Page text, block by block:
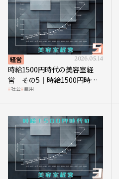
経営 2026.05.14
時給1500円時代の美容室経
営 その5｜時給1500円時代
の到来は美容業の収益構造を
社会 雇用